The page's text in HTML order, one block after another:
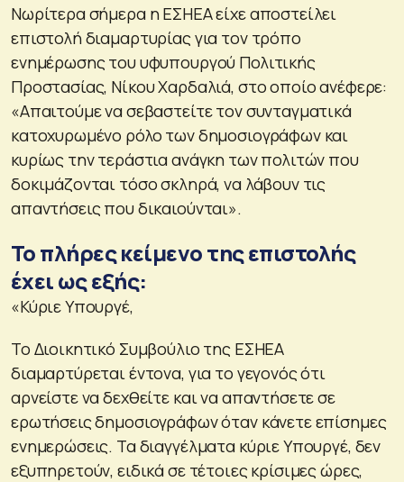
Νωρίτερα σήμερα η ΕΣΗΕΑ είχε αποστείλει
επιστολή διαμαρτυρίας για τον τρόπο
ενημέρωσης του υφυπουργού Πολιτικής
Προστασίας, Νίκου Χαρδαλιά, στο οποίο ανέφερε:
«Απαιτούμε να σεβαστείτε τον συνταγματικά
κατοχυρωμένο ρόλο των δημοσιογράφων και
κυρίως την τεράστια ανάγκη των πολιτών που
δοκιμάζονται τόσο σκληρά, να λάβουν τις
απαντήσεις που δικαιούνται».
Το πλήρες κείμενο της επιστολής
έχει ως εξής:
«Κύριε Υπουργέ,
Το Διοικητικό Συμβούλιο της ΕΣΗΕΑ
διαμαρτύρεται έντονα, για το γεγονός ότι
αρνείστε να δεχθείτε και να απαντήσετε σε
ερωτήσεις δημοσιογράφων όταν κάνετε επίσημες
ενημερώσεις. Τα διαγγέλματα κύριε Υπουργέ, δεν
εξυπηρετούν, ειδικά σε τέτοιες κρίσιμες ώρες,